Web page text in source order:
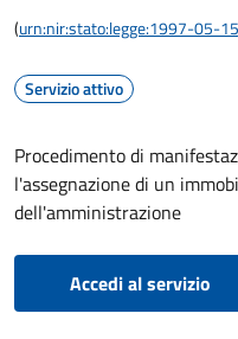
(urn:nir:stato:legge:1997-05-
Servizio attivo
Procedimento di
l'assegnazione di un
dell'amministrazione
Accedi al servizio